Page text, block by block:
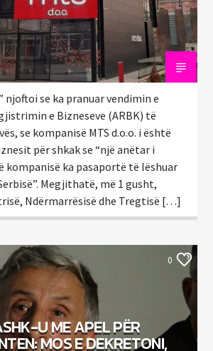
njoftoi se ka pranuar vendimin e
e Bizneseve (ARBK) të
se kompanisë MTS d.o.o. i është
për shkak se “një anëtar i
ka pasaportë të lëshuar
Megjithatë, më 1 gusht,
Ndërmarrësisë dhe Tregtisë […]
0
U ME APEL PËR
MOS E DEKRETONI,